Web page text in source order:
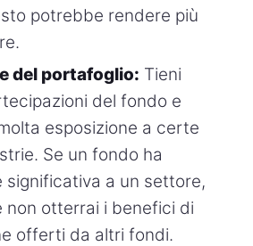
potrebbe rendere più
del portafoglio: Tieni
del fondo e
esposizione a certe
Se un fondo ha
significativa a un settore,
non otterrai i benefici di
offerti da altri fondi.